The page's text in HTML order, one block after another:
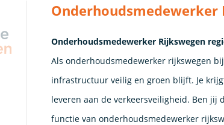
Onderhoudsmedewerker
Onderhoudsmedewerker Rijkswegen
Als onderhoudsmedewerker rijkswegen
infrastructuur veilig en groen blijft. Je
leveren aan de verkeersveiligheid. Ben jij
functie van onderhoudsmedewerker